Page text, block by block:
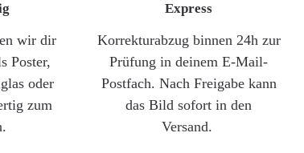
wir dir
Poster,
oder
zum
Express
Korrekturabzug binnen 24h zur
Prüfung in deinem E-Mail-
Postfach. Nach Freigabe kann
das Bild sofort in den
Versand.